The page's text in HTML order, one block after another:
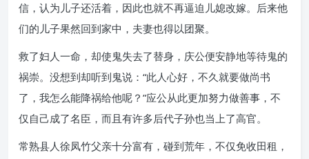
信，认为儿子还活着，因此也就不再逼迫儿媳改嫁。后来他
们的儿子果然回到家中，夫妻也得以团聚。
救了妇人一命，却使鬼失去了替身，庆公便安静地等待鬼的
祸崇。没想到却听到鬼说：“此人心好，不久就要做尚书
了，我怎么能降祸给他呢？”应公从此更加努力做善事，不
仅自己成了名臣，而且有许多后代子孙也当上了高官。
常熟县人徐凤竹父亲十分富有，碰到荒年，不仅免收田租，